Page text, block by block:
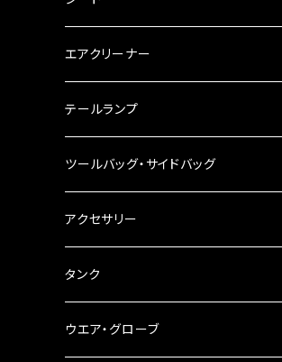
チェーン
工具類
ハンドルパーツ
ハンドルスイッチ
その他
ハンドルポスト
ハンドルブレース
ステアリングダンパー
ブレーキ・クラッチレバー
スマホホルダー
エアクリーナー
テールランプ
ナンバー灯
ツールバッグ・サイドバッグ
ツールバッグ
サイドバッグ
サイドバッグサポート
アクセサリー
USB電源
電装系
タンク
タンク本体
ウエア・グローブ